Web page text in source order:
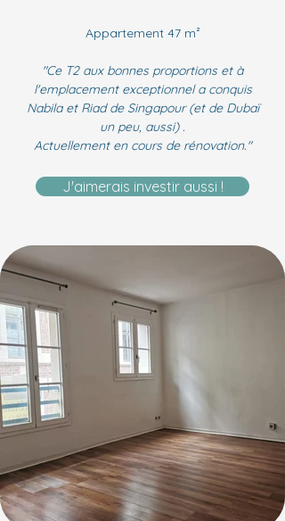
Appartement 47 m²
"Ce T2 aux bonnes proportions et à
l'emplacement exceptionnel a conquis
Nabila et Riad de Singapour (et de Dubaï
un peu, aussi) .
Actuellement en cours de rénovation."
J'aimerais investir aussi !